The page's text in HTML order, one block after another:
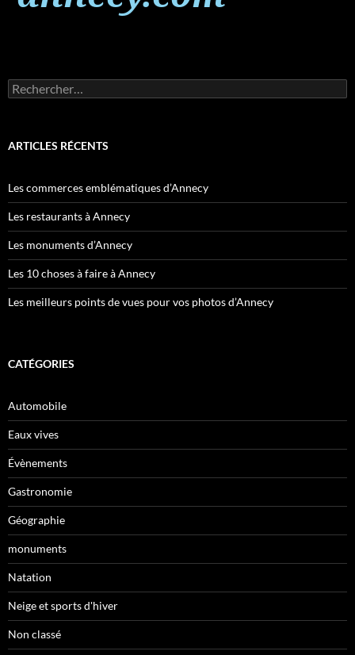
Rechercher :
ARTICLES RÉCENTS
Les commerces emblématiques d’Annecy
Les restaurants à Annecy
Les monuments d’Annecy
Les 10 choses à faire à Annecy
Les meilleurs points de vues pour vos photos d’Annecy
CATÉGORIES
Automobile
Eaux vives
Évènements
Gastronomie
Géographie
monuments
Natation
Neige et sports d'hiver
Non classé